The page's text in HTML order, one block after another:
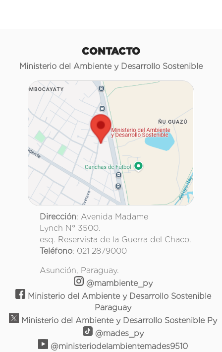
CONTACTO
Ministerio del Ambiente y Desarrollo Sostenible
Dirección: Avenida Madame
Lynch N° 3500.
esq. Reservista de la Guerra del Chaco.
Teléfono: 021 2879000
Asunción, Paraguay.
@mambiente_py
Ministerio del Ambiente y Desarrollo Sostenible
Paraguay
Ministerio del Ambiente y Desarrollo Sostenible Py
@mades_py
@ministeriodelambientemades9510